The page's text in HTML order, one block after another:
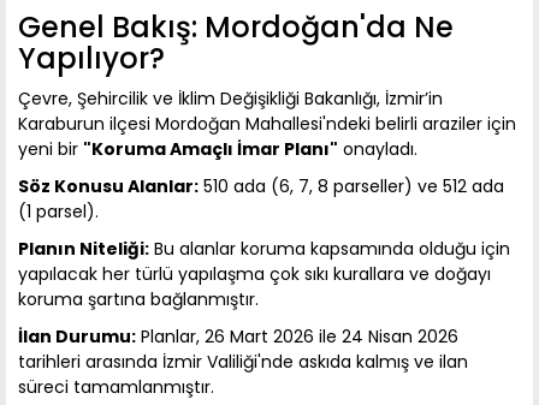
Genel Bakış: Mordoğan'da Ne
Yapılıyor?
Çevre, Şehircilik ve İklim Değişikliği Bakanlığı, İzmir’in
Karaburun ilçesi Mordoğan Mahallesi'ndeki belirli araziler için
yeni bir "Koruma Amaçlı İmar Planı" onayladı.
Söz Konusu Alanlar: 510 ada (6, 7, 8 parseller) ve 512 ada
(1 parsel).
Planın Niteliği: Bu alanlar koruma kapsamında olduğu için
yapılacak her türlü yapılaşma çok sıkı kurallara ve doğayı
koruma şartına bağlanmıştır.
İlan Durumu: Planlar, 26 Mart 2026 ile 24 Nisan 2026
tarihleri arasında İzmir Valiliği'nde askıda kalmış ve ilan
süreci tamamlanmıştır.